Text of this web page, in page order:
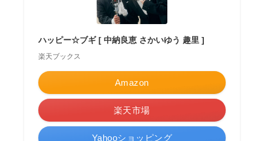
ハッピー☆ブギ [ 中納良恵 さかいゆう 趣里 ]
楽天ブックス
Amazon
楽天市場
Yahooショッピング